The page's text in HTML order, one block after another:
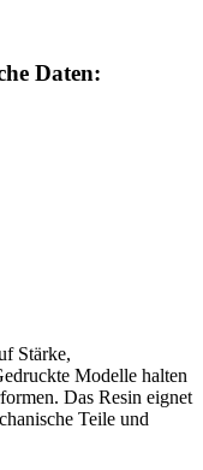
Daten:
Stärke,
Modelle halten
Das Resin eignet
Teile und